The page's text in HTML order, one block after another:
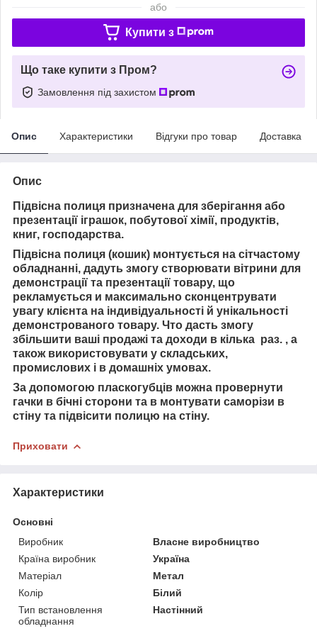
або
Купити з
Що таке купити з Пром?
Замовлення під захистом
Опис Характеристики Відгуки про товар Доставка
Опис
Підвісна полиця призначена для зберігання або
презентації іграшок, побутової хімії, продуктів,
книг, господарства.
Підвісна полиця (кошик) монтується на сітчастому
обладнанні, дадуть змогу створювати вітрини для
демонстрації та презентації товару, що
рекламується и максимально сконцентрувати
увагу клієнта на індивідуальності й унікальності
демонстрованого товару. Что дасть змогу
збільшити ваші продажі та доходи в кілька раз. , а
також використовувати у складських,
промислових і в домашніх умовах.
За допомогою пласкогубців можна провернути
гачки в бічні сторони та в монтувати саморізи в
стіну та підвісити полицю на стіну.
Приховати
Характеристики
Основні
Виробник
Власне виробництво
Країна виробник
Україна
Матеріал
Метал
Колір
Білий
Тип встановлення
обладнання
Настінний